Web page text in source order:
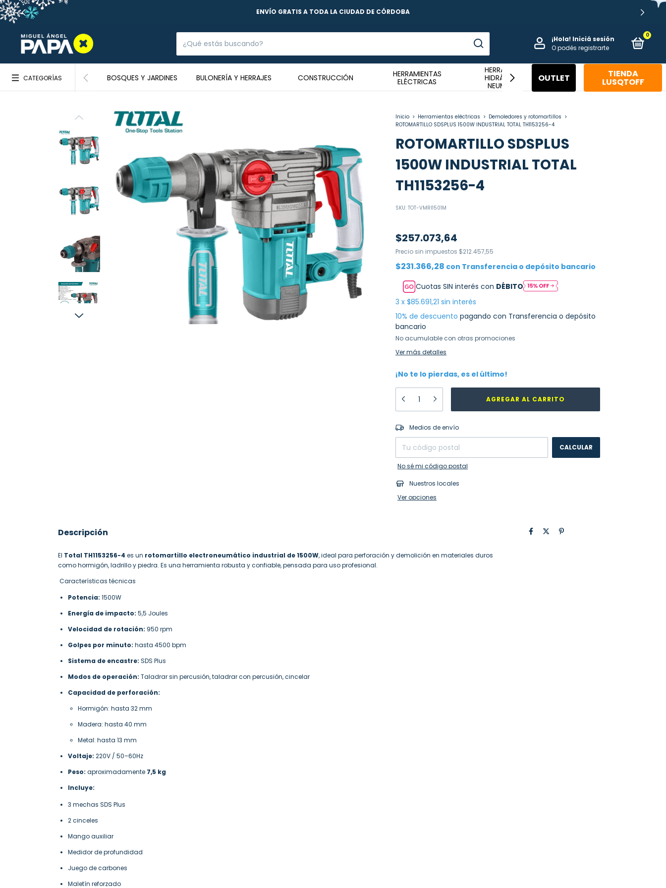
3 Y 6 CUOTAS SIN INTERÉS
¡Hola! Iniciá sesión
O podés registrarte
0
CATEGORÍAS BOSQUES Y JARDINES BULONERÍA Y HERRAJES CONSTRUCCIÓN
HERRAMIENTAS
ELÉCTRICAS
HERRAMIENTAS
HIDRÁULICAS Y
NEUMÁTICAS
HERRAMIENTAS
MANUALES
OUTLET TIENDA
LUSQTOFF
Inicio > Herramientas eléctricas > Demoledores y rotomartillos >
ROTOMARTILLO SDSPLUS 1500W INDUSTRIAL TOTAL TH1153256-4
ROTOMARTILLO SDSPLUS
1500W INDUSTRIAL TOTAL
TH1153256-4
SKU: TOT-VMRI1501M
$257.073,64
Precio sin impuestos $212.457,55
$231.366,28 con Transferencia o depósito bancario
Cuotas SIN interés con DÉBITO
3 x $85.691,21 sin interés
10% de descuento pagando con Transferencia o depósito
bancario
No acumulable con otras promociones
Ver más detalles
¡No te lo pierdas, es el último!
Entregas para el CP:
Medios de envío
CALCULAR
No sé mi código postal
Nuestros locales
Ver opciones
Descripción
El Total TH1153256-4 es un rotomartillo electroneumático industrial de 1500W, ideal para perforación y demolición en materiales duros
como hormigón, ladrillo y piedra. Es una herramienta robusta y confiable, pensada para uso profesional.
Características técnicas
Potencia: 1500W
Energía de impacto: 5,5 Joules
Velocidad de rotación: 950 rpm
Golpes por minuto: hasta 4500 bpm
Sistema de encastre: SDS Plus
Modos de operación: Taladrar sin percusión, taladrar con percusión, cincelar
Capacidad de perforación:
Hormigón: hasta 32 mm
Madera: hasta 40 mm
Metal: hasta 13 mm
Voltaje: 220V / 50–60Hz
Peso: aproximadamente 7,5 kg
Incluye:
3 mechas SDS Plus
2 cinceles
Mango auxiliar
Medidor de profundidad
Juego de carbones
Maletín reforzado